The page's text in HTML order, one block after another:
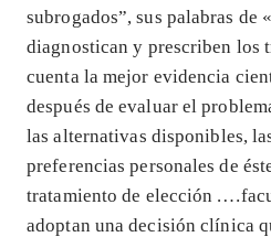
subrogados”, sus palabras de
diagnostican y prescriben los
cuenta la mejor evidencia
después de evaluar el
las alternativas disponibles,
preferencias personales de
tratamiento de elección
adoptan una decisión clínica